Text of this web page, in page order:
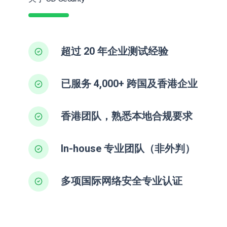
超过 20 年企业测试经验
已服务 4,000+ 跨国及香港企业
香港团队，熟悉本地合规要求
In-house 专业团队（非外判）
多项国际网络安全专业认证